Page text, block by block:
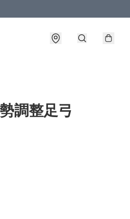
調整足弓